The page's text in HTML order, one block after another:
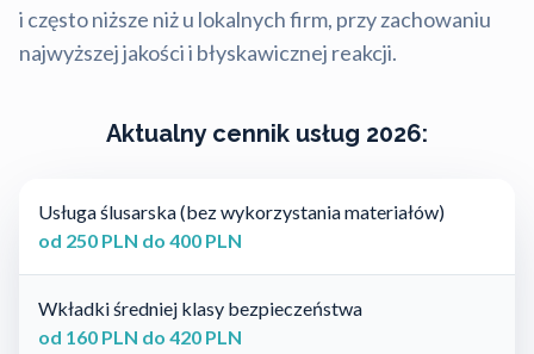
i często niższe niż u lokalnych firm, przy zachowaniu
najwyższej jakości i błyskawicznej reakcji.
Aktualny cennik usług 2026:
Usługa ślusarska (bez wykorzystania materiałów)
od 250 PLN do 400 PLN
Wkładki średniej klasy bezpieczeństwa
od 160 PLN do 420 PLN